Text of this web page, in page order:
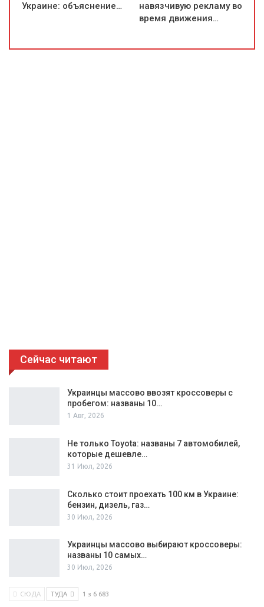
Украине: объяснение…
навязчивую рекламу во
время движения…
Сейчас читают
Украинцы массово ввозят кроссоверы с
пробегом: названы 10…
1 Авг, 2026
Не только Toyota: названы 7 автомобилей,
которые дешевле…
31 Июл, 2026
Сколько стоит проехать 100 км в Украине:
бензин, дизель, газ…
30 Июл, 2026
Украинцы массово выбирают кроссоверы:
названы 10 самых…
30 Июл, 2026
СЮДА ТУДА 1 з 6 683